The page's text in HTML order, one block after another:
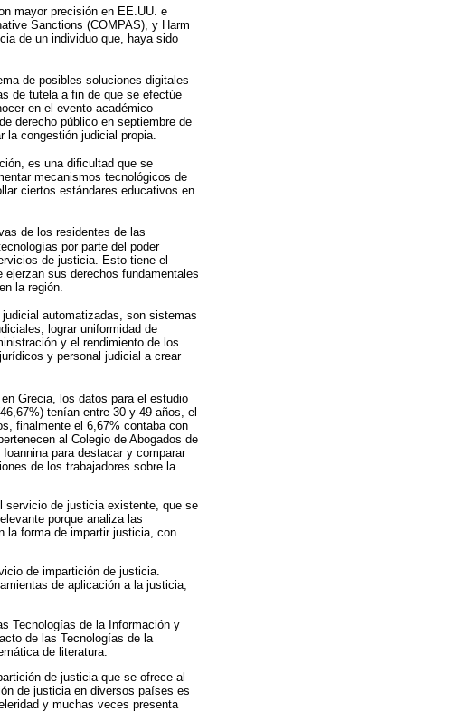
mayor precisión en EE.UU. e
Sanctions (COMPAS), y Harm
de un individuo que, haya sido
de posibles soluciones digitales
de tutela a fin de que se efectúe
en el evento académico
derecho público en septiembre de
la congestión judicial propia.
es una dificultad que se
mecanismos tecnológicos de
ciertos estándares educativos en
de los residentes de las
por parte del poder
de justicia. Esto tiene el
sus derechos fundamentales
la región.
automatizadas, son sistemas
lograr uniformidad de
y el rendimiento de los
y personal judicial a crear
Grecia, los datos para el estudio
tenían entre 30 y 49 años, el
finalmente el 6,67% contaba con
al Colegio de Abogados de
para destacar y comparar
de los trabajadores sobre la
servicio de justicia existente, que se
porque analiza las
la forma de impartir justicia, con
de impartición de justicia.
de aplicación a la justicia,
Tecnologías de la Información y
de las Tecnologías de la
de literatura.
de justicia que se ofrece al
de justicia en diversos países es
y muchas veces presenta